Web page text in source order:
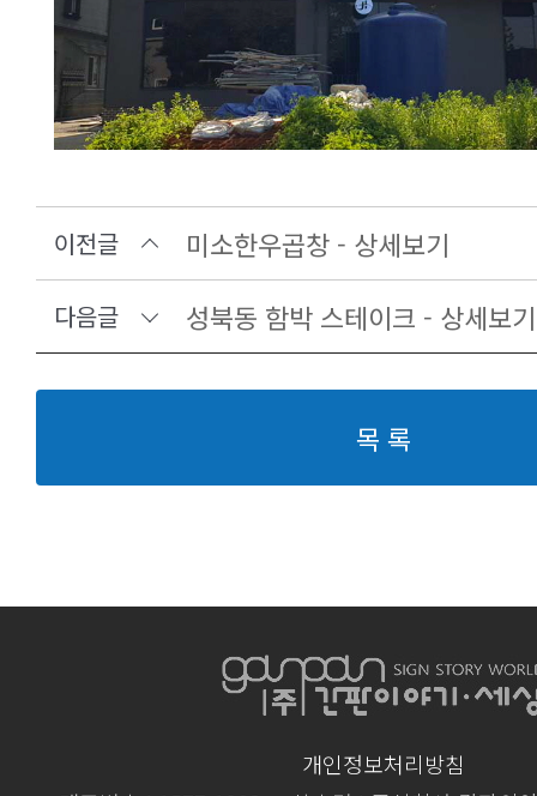
이전글 미소한우곱창 - 상세보기
다음글 성북동 함박 스테이크 - 상세보기
목 록
개인정보처리방침